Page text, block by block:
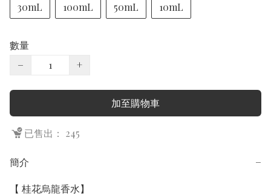
30mL
100mL 50mL 10mL
數量
−
+
加至購物車
已售出： 245
簡介 −
【 桂花烏龍香水】